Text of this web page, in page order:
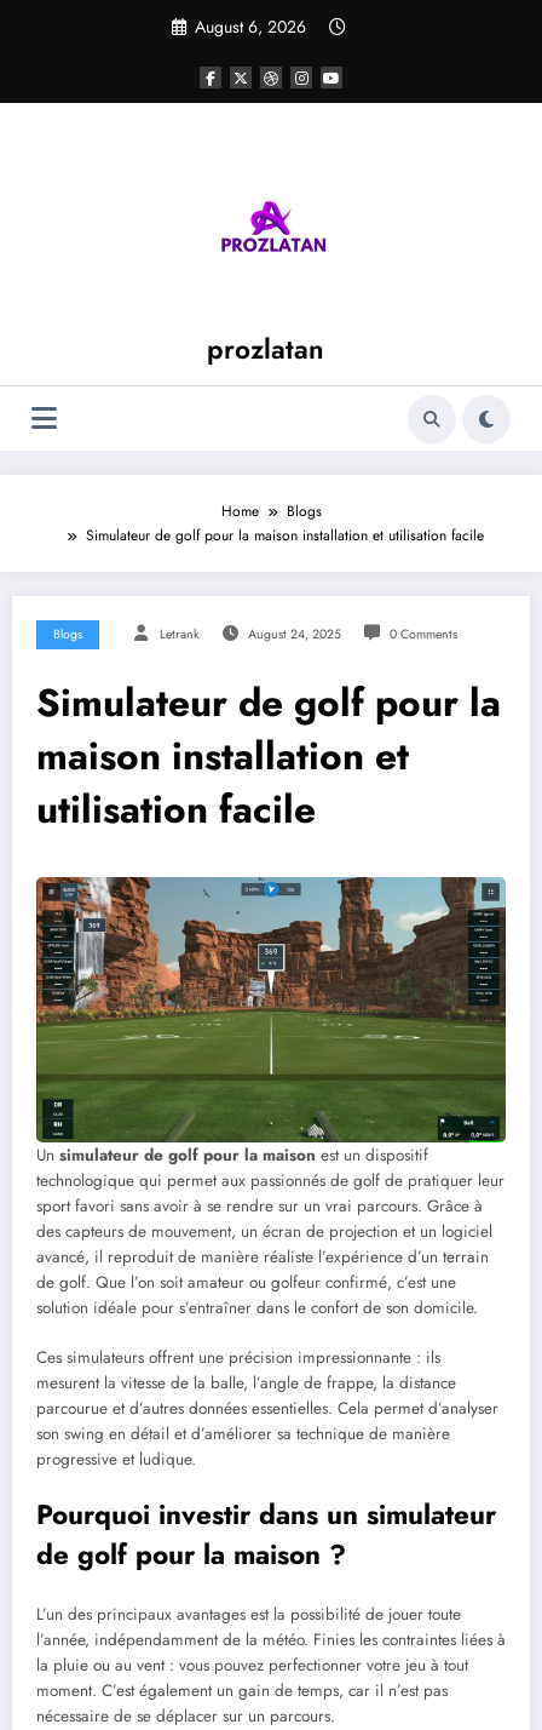
August 6, 2026
prozlatan
Home
Blogs
Simulateur de golf pour la maison installation et utilisation facile
Blogs Letrank August 24, 2025 0 Comments
Simulateur de golf pour la
maison installation et
utilisation facile
Un simulateur de golf pour la maison est un dispositif
technologique qui permet aux passionnés de golf de pratiquer leur
sport favori sans avoir à se rendre sur un vrai parcours. Grâce à
des capteurs de mouvement, un écran de projection et un logiciel
avancé, il reproduit de manière réaliste l’expérience d’un terrain
de golf. Que l’on soit amateur ou golfeur confirmé, c’est une
solution idéale pour s’entraîner dans le confort de son domicile.
Ces simulateurs offrent une précision impressionnante : ils
mesurent la vitesse de la balle, l’angle de frappe, la distance
parcourue et d’autres données essentielles. Cela permet d’analyser
son swing en détail et d’améliorer sa technique de manière
progressive et ludique.
Pourquoi investir dans un simulateur
de golf pour la maison ?
L’un des principaux avantages est la possibilité de jouer toute
l’année, indépendamment de la météo. Finies les contraintes liées à
la pluie ou au vent : vous pouvez perfectionner votre jeu à tout
moment. C’est également un gain de temps, car il n’est pas
nécessaire de se déplacer sur un parcours.